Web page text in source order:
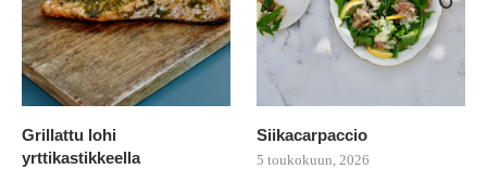
Grillattu lohi
yrttikastikkeella
Siikacarpaccio
5 toukokuun, 2026